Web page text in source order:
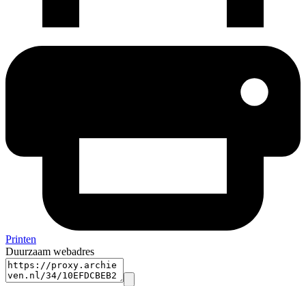
Printen
Duurzaam webadres